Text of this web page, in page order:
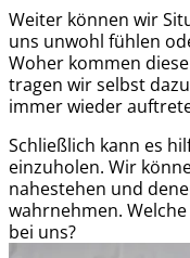
Weiter können wir
uns unwohl fühlen
Woher kommen
tragen wir selbst
immer wieder
Schließlich kann es
einzuholen. Wir
nahestehen und
wahrnehmen.
bei uns?